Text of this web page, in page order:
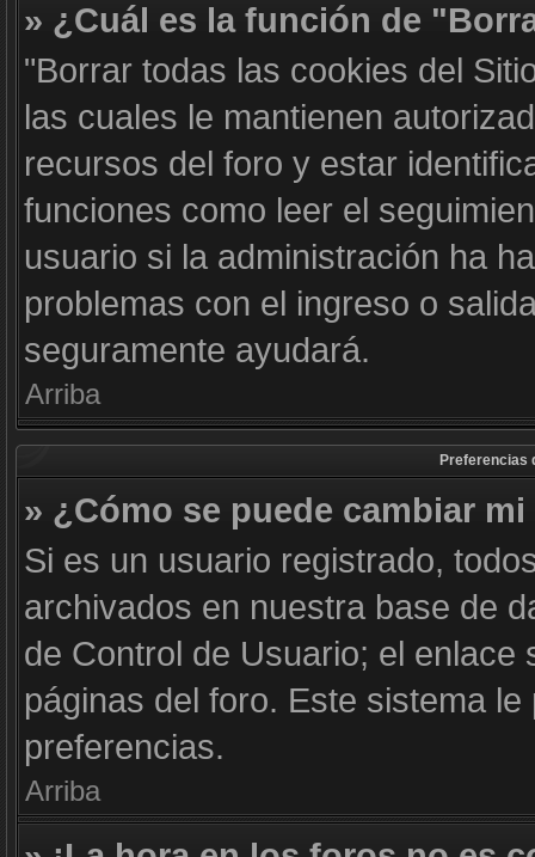
» ¿Cuál es la función de
"Borrar todas las cookies del
las cuales le mantienen
recursos del foro y estar
funciones como leer el
usuario si la administración ha
problemas con el ingreso o
seguramente ayudará.
Arriba
Preferencias
» ¿Cómo se puede cambiar
Si es un usuario registrado,
archivados en nuestra base de
de Control de Usuario; el
páginas del foro. Este sistema
preferencias.
Arriba